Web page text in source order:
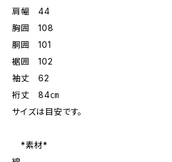
肩幅 44
胸囲 108
胴囲 101
裾囲 102
袖丈 62
裄丈 84㎝
サイズは目安です。
*素材*